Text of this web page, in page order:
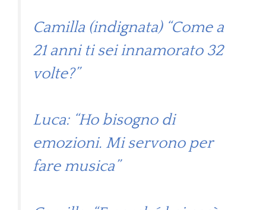
Camilla (indignata) “Come a
21 anni ti sei innamorato 32
volte?”
Luca: “Ho bisogno di
emozioni. Mi servono per
fare musica”